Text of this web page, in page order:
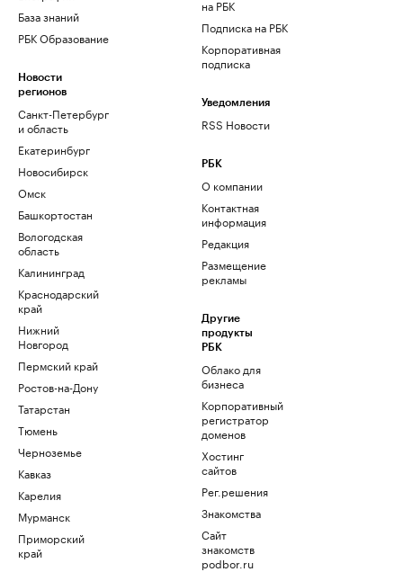
База знаний
РБК Образование
Новости
регионов
Санкт-Петербург
и область
Екатеринбург
Новосибирск
Омск
Башкортостан
Вологодская
область
Калининград
Краснодарский
край
Нижний
Новгород
Пермский край
Ростов-на-Дону
Татарстан
Тюмень
Черноземье
Кавказ
Карелия
Мурманск
Приморский
край
на РБК
Подписка на РБК
Корпоративная
подписка
Уведомления
RSS Новости
РБК
О компании
Контактная
информация
Редакция
Размещение
рекламы
Другие
продукты
РБК
Облако для
бизнеса
Корпоративный
регистратор
доменов
Хостинг
сайтов
Рег.решения
Знакомства
Сайт
знакомств
podbor.ru